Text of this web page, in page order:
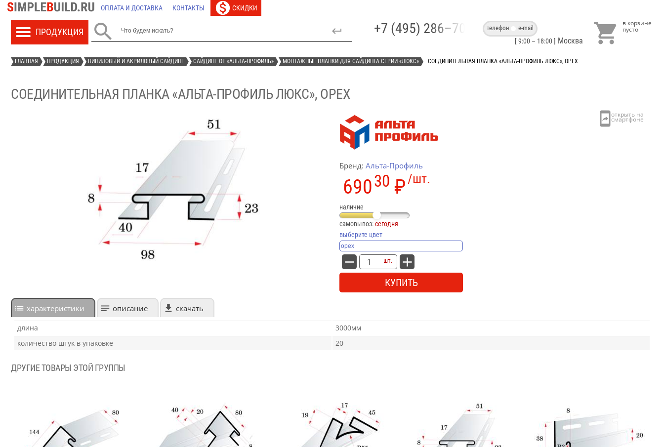
ОПЛАТА И ДОСТАВКА КОНТАКТЫ СКИДКИ
 +7 (495) 286–70–40телефон e-mail
[ 9:00 – 18:00 ] Москва 
ГЛАВНАЯ ПРОДУКЦИЯ ВИНИЛОВЫЙ И АКРИЛОВЫЙ САЙДИНГ САЙДИНГ ОТ «АЛЬТА-ПРОФИЛЬ» МОНТАЖНЫЕ ПЛАНКИ ДЛЯ САЙДИНГА СЕРИИ «ЛЮКС» СОЕДИНИТЕЛЬНАЯ ПЛАНКА «АЛЬТА-ПРОФИЛЬ ЛЮКС», ОРЕХ
СОЕДИНИТЕЛЬНАЯ ПЛАНКА «АЛЬТА-ПРОФИЛЬ ЛЮКС», ОРЕХ
Бренд: Альта-Профиль
/шт.
69030 ₽
наличие
самовывоз:сегодня
выберите цвет
шт.
КУПИТЬ
характеристики описание скачать
длина
3000мм
количество штук в упаковке
20
ДРУГИЕ ТОВАРЫ ЭТОЙ ГРУППЫ